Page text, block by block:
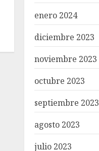
enero 2024
diciembre 2023
noviembre 2023
octubre 2023
septiembre 2023
agosto 2023
julio 2023